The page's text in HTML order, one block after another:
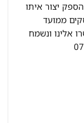
יצור איתו
7 ימי עסקים ממועד
ונשמח